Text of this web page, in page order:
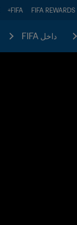
FIFA REWARDS
FIFA+
داخل FIFA